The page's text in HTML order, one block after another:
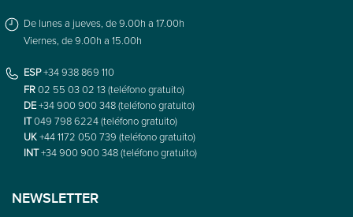
De lunes a jueves, de 9.00h a 17.00h
Viernes, de 9.00h a 15.00h
ESP+34 938 869 110
FR02 55 03 02 13 (teléfono gratuito)
DE+34 900 900 348 (teléfono gratuito)
IT049 798 6224 (teléfono gratuito)
UK+44 1172 050 739 (teléfono gratuito)
INT+34 900 900 348 (teléfono gratuito)
NEWSLETTER